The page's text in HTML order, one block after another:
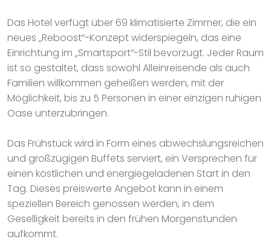
Das Hotel verfügt über 69 klimatisierte Zimmer, die ein
neues „Reboost“-Konzept widerspiegeln, das eine
Einrichtung im „Smartsport“-Stil bevorzugt. Jeder Raum
ist so gestaltet, dass sowohl Alleinreisende als auch
Familien willkommen geheißen werden, mit der
Möglichkeit, bis zu 5 Personen in einer einzigen ruhigen
Oase unterzubringen.
Das Frühstück wird in Form eines abwechslungsreichen
und großzügigen Buffets serviert, ein Versprechen für
einen köstlichen und energiegeladenen Start in den
Tag. Dieses preiswerte Angebot kann in einem
speziellen Bereich genossen werden, in dem
Geselligkeit bereits in den frühen Morgenstunden
aufkommt.